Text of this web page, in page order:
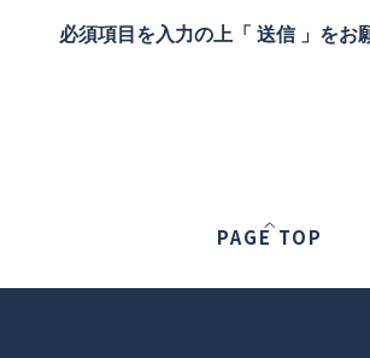
必須項目を入力の上「 送信 」をお
PAGE TOP